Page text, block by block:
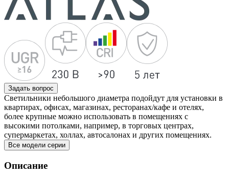
Задать вопрос
Светильники небольшого диаметра подойдут для установки в
квартирах, офисах, магазинах, ресторанах/кафе и отелях,
более крупные можно использовать в помещениях с
высокими потолками, например, в торговых центрах,
супермаркетах, холлах, автосалонах и других помещениях.
Все модели серии
Описание